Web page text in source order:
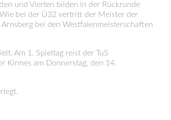
und Vierten bilden in der Rückrunde
bei der Ü32 vertritt der Meister der
bei den Westfalenmeisterschaften
Am 1. Spieltag reist der TuS
Kirmes am Donnerstag, den 14.